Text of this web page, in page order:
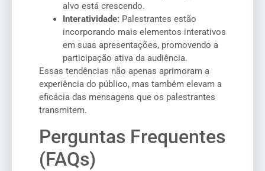
alvo está crescendo.
Interatividade: Palestrantes estão
incorporando mais elementos interativos
em suas apresentações, promovendo a
participação ativa da audiência.
Essas tendências não apenas aprimoram a
experiência do público, mas também elevam a
eficácia das mensagens que os palestrantes
transmitem.
Perguntas Frequentes
(FAQs)